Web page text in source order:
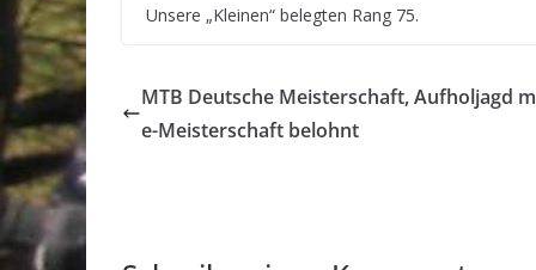
Unsere „Kleinen“ belegten Rang 75.
MTB Deutsche Meisterschaft, Aufholjagd
e-Meisterschaft belohnt